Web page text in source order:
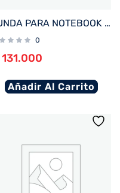
FUNDA PARA NOTEBOOK FTX SEDA-CR 15.6″ CREMA
0
131.000
Añadir Al Carrito